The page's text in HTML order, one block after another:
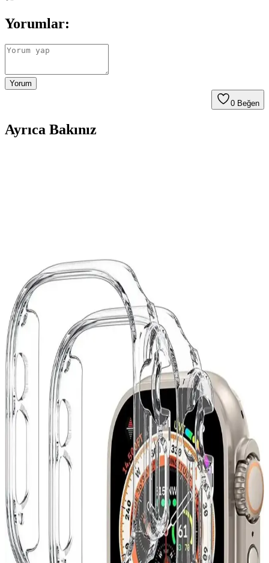
Yorumlar:
Yorum
0 Beğen
Ayrıca Bakınız
Dikkat Edilmesi Gerekenler
Huawei Fit 4 ve Pro modelleri, sağlık ve spor takibi özellikleriyle
öne çıkan uygun fiyatlı akıllı saatlerdir. Hangi modelin
ihtiyaçlarınıza uygun olduğunu keşfedin.
Samsung Galaxy Watch 4: Gelişmiş Tasarım ve
Sağlık Takibi Özellikleriyle Yeni Nesil Akıllı Saat
Samsung Galaxy Watch 4, AMOLED ekran, güçlü işlemci ve sağlık
sensörleriyle öne çıkan, kişiselleştirilebilir ve yüksek performanslı
akıllı saat seçeneği sunuyor.
Apple Watch 8 Ultra İçin 360 Derece Koruma
Sağlayan Kılıflar ve Seçim Rehberi
Apple Watch 8 Ultra'ınızı darbelere ve çiziklere karşı koruyan 360
derece kılıf modelleri, dayanıklı malzemeler ve fonksiyonel
tasarımlarla uzun ömür sağlar.
Modern Dijital Saatler: Şık Tasarımlar ve En Son
Teknolojik Özellikler
Gelişen tasarım ve teknolojik özelliklerle modern dijital saatler,
estetik ve fonksiyonelliği bir arada sunarak günlük yaşamınıza şıklık
katıyor.